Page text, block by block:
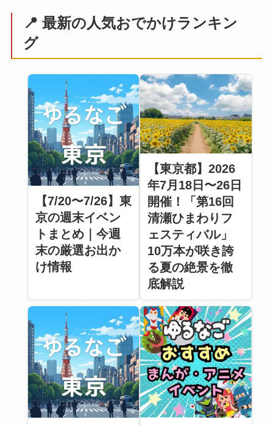
📍 最新の人気おでかけランキン
グ
【7/20〜7/26】東
京の週末イベン
トまとめ｜今週
末の厳選お出か
け情報
【東京都】2026
年7月18日〜26日
開催！「第16回
清瀬ひまわりフ
ェスティバル」
10万本が咲き誇
る夏の絶景を徹
底解説